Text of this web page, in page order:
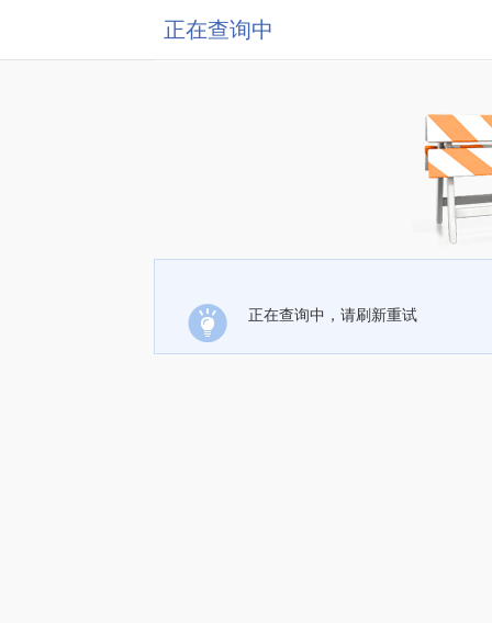
正在查询中
正在查询中，请刷新重试